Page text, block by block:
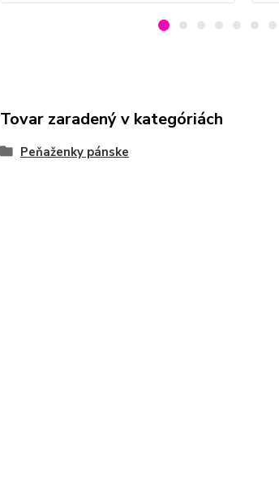
Tovar zaradený v kategóriách
Peňaženky pánske